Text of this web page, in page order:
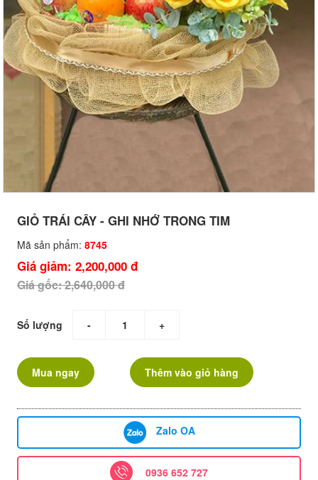
GIỎ TRÁI CÂY - GHI NHỚ TRONG TIM
Mã sản phẩm: 8745
Giá giảm: 2,200,000 đ
Giá gốc: 2,640,000 đ
Số lượng - +
Mua ngay Thêm vào giỏ hàng
Zalo OA
0936 652 727